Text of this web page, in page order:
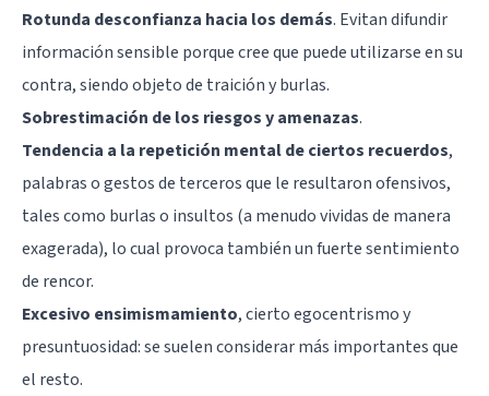
Rotunda desconfianza hacia los demás. Evitan difundir
información sensible porque cree que puede utilizarse en su
contra, siendo objeto de traición y burlas.
Sobrestimación de los riesgos y amenazas.
Tendencia a la repetición mental de ciertos recuerdos,
palabras o gestos de terceros que le resultaron ofensivos,
tales como burlas o insultos (a menudo vividas de manera
exagerada), lo cual provoca también un fuerte sentimiento
de rencor.
Excesivo ensimismamiento, cierto egocentrismo y
presuntuosidad: se suelen considerar más importantes que
el resto.